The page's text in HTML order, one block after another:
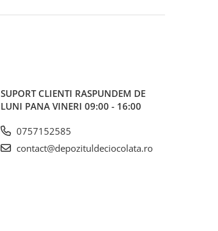
SUPORT CLIENTI RASPUNDEM DE
LUNI PANA VINERI 09:00 - 16:00
0757152585
contact@depozituldeciocolata.ro